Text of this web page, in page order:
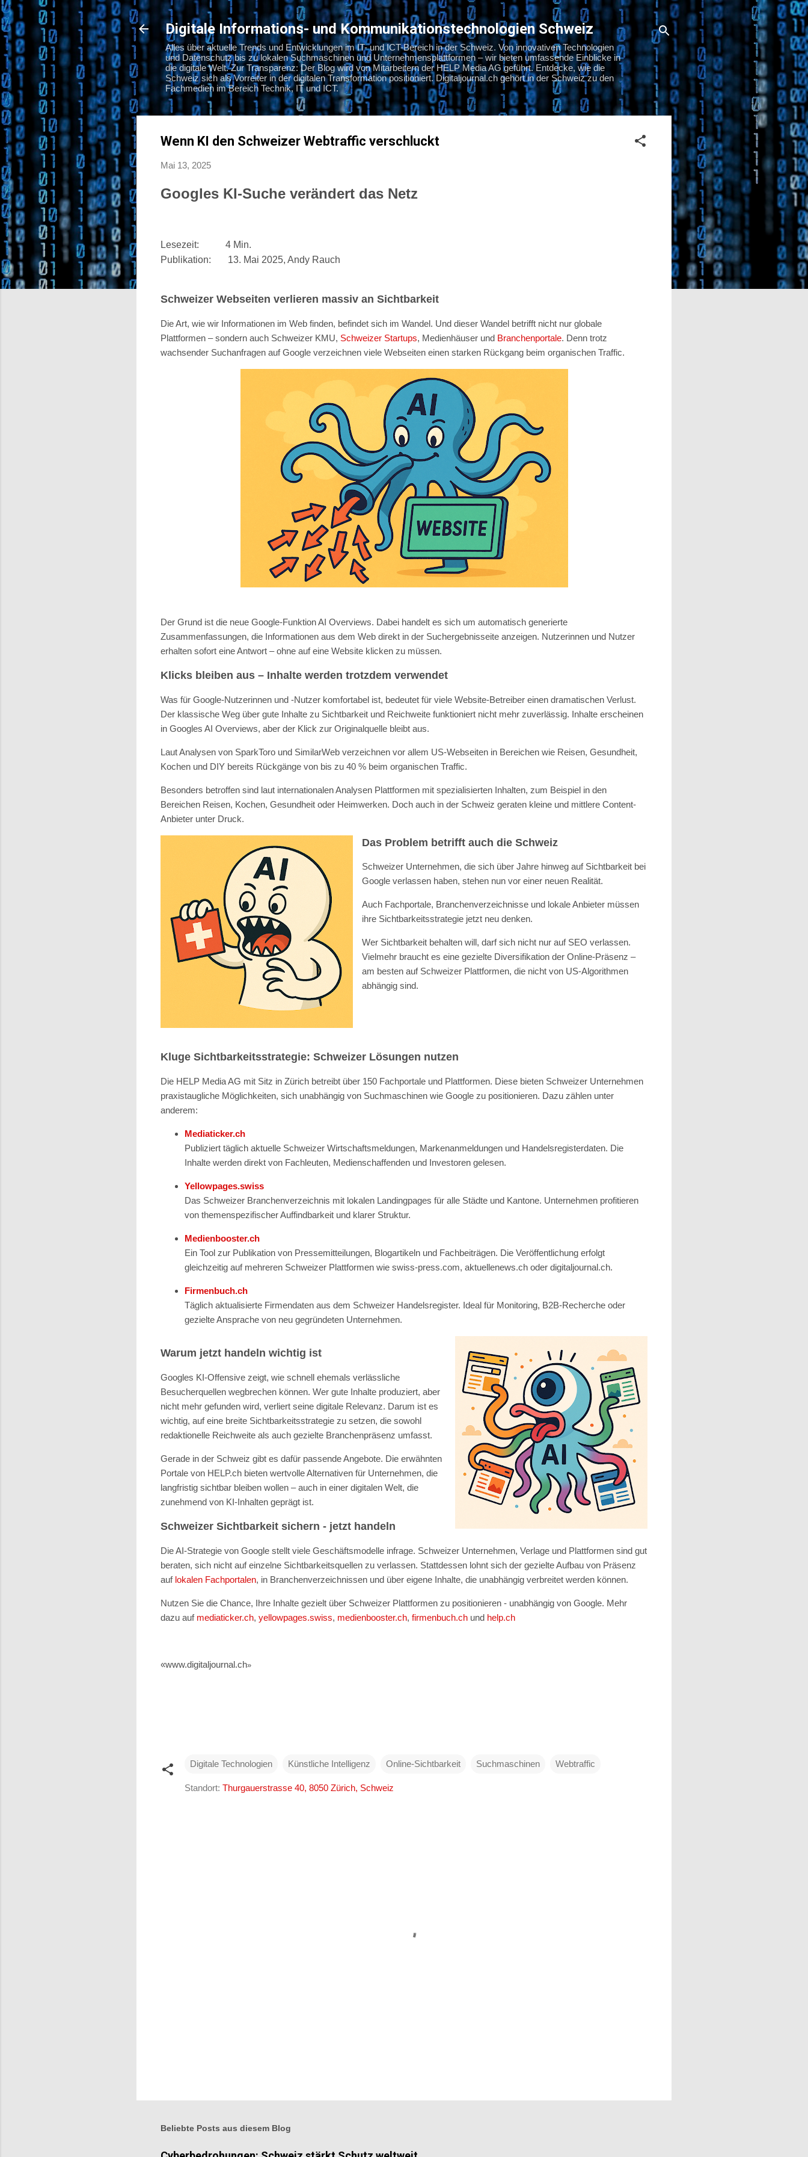
Direkt zum Hauptbereich
Digitale Informations- und Kommunikationstechnologien Schweiz
Alles über aktuelle Trends und Entwicklungen im IT- und ICT-Bereich in der Schweiz. Von innovativen Technologien
und Datenschutz bis zu lokalen Suchmaschinen und Unternehmensplattformen – wir bieten umfassende Einblicke in
die digitale Welt. Zur Transparenz: Der Blog wird von Mitarbeitern der HELP Media AG geführt. Entdecke, wie die
Schweiz sich als Vorreiter in der digitalen Transformation positioniert. Digitaljournal.ch gehört in der Schweiz zu den
Fachmedien im Bereich Technik, IT und ICT.
Wenn KI den Schweizer Webtraffic verschluckt
Mai 13, 2025
Googles KI-Suche verändert das Netz
Lesezeit: 4 Min.
Publikation: 13. Mai 2025, Andy Rauch
Schweizer Webseiten verlieren massiv an Sichtbarkeit
Die Art, wie wir Informationen im Web finden, befindet sich im Wandel. Und dieser Wandel betrifft nicht nur globale
Plattformen – sondern auch Schweizer KMU, Schweizer Startups, Medienhäuser und Branchenportale. Denn trotz
wachsender Suchanfragen auf Google verzeichnen viele Webseiten einen starken Rückgang beim organischen Traffic.
Der Grund ist die neue Google-Funktion AI Overviews. Dabei handelt es sich um automatisch generierte
Zusammenfassungen, die Informationen aus dem Web direkt in der Suchergebnisseite anzeigen. Nutzerinnen und Nutzer
erhalten sofort eine Antwort – ohne auf eine Website klicken zu müssen.
Klicks bleiben aus – Inhalte werden trotzdem verwendet
Was für Google-Nutzerinnen und -Nutzer komfortabel ist, bedeutet für viele Website-Betreiber einen dramatischen Verlust.
Der klassische Weg über gute Inhalte zu Sichtbarkeit und Reichweite funktioniert nicht mehr zuverlässig. Inhalte erscheinen
in Googles AI Overviews, aber der Klick zur Originalquelle bleibt aus.
Laut Analysen von SparkToro und SimilarWeb verzeichnen vor allem US-Webseiten in Bereichen wie Reisen, Gesundheit,
Kochen und DIY bereits Rückgänge von bis zu 40 % beim organischen Traffic.
Besonders betroffen sind laut internationalen Analysen Plattformen mit spezialisierten Inhalten, zum Beispiel in den
Bereichen Reisen, Kochen, Gesundheit oder Heimwerken. Doch auch in der Schweiz geraten kleine und mittlere Content-
Anbieter unter Druck.
Das Problem betrifft auch die Schweiz
Schweizer Unternehmen, die sich über Jahre hinweg auf Sichtbarkeit bei
Google verlassen haben, stehen nun vor einer neuen Realität.
Auch Fachportale, Branchenverzeichnisse und lokale Anbieter müssen
ihre Sichtbarkeitsstrategie jetzt neu denken.
Wer Sichtbarkeit behalten will, darf sich nicht nur auf SEO verlassen.
Vielmehr braucht es eine gezielte Diversifikation der Online-Präsenz –
am besten auf Schweizer Plattformen, die nicht von US-Algorithmen
abhängig sind.
Kluge Sichtbarkeitsstrategie: Schweizer Lösungen nutzen
Die HELP Media AG mit Sitz in Zürich betreibt über 150 Fachportale und Plattformen. Diese bieten Schweizer Unternehmen
praxistaugliche Möglichkeiten, sich unabhängig von Suchmaschinen wie Google zu positionieren. Dazu zählen unter
anderem:
Mediaticker.ch
Publiziert täglich aktuelle Schweizer Wirtschaftsmeldungen, Markenanmeldungen und Handelsregisterdaten. Die
Inhalte werden direkt von Fachleuten, Medienschaffenden und Investoren gelesen.
Yellowpages.swiss
Das Schweizer Branchenverzeichnis mit lokalen Landingpages für alle Städte und Kantone. Unternehmen profitieren
von themenspezifischer Auffindbarkeit und klarer Struktur.
Medienbooster.ch
Ein Tool zur Publikation von Pressemitteilungen, Blogartikeln und Fachbeiträgen. Die Veröffentlichung erfolgt
gleichzeitig auf mehreren Schweizer Plattformen wie swiss-press.com, aktuellenews.ch oder digitaljournal.ch.
Firmenbuch.ch
Täglich aktualisierte Firmendaten aus dem Schweizer Handelsregister. Ideal für Monitoring, B2B-Recherche oder
gezielte Ansprache von neu gegründeten Unternehmen.
Warum jetzt handeln wichtig ist
Googles KI-Offensive zeigt, wie schnell ehemals verlässliche
Besucherquellen wegbrechen können. Wer gute Inhalte produziert, aber
nicht mehr gefunden wird, verliert seine digitale Relevanz. Darum ist es
wichtig, auf eine breite Sichtbarkeitsstrategie zu setzen, die sowohl
redaktionelle Reichweite als auch gezielte Branchenpräsenz umfasst.
Gerade in der Schweiz gibt es dafür passende Angebote. Die erwähnten
Portale von HELP.ch bieten wertvolle Alternativen für Unternehmen, die
langfristig sichtbar bleiben wollen – auch in einer digitalen Welt, die
zunehmend von KI-Inhalten geprägt ist.
Schweizer Sichtbarkeit sichern - jetzt handeln
Die AI-Strategie von Google stellt viele Geschäftsmodelle infrage. Schweizer Unternehmen, Verlage und Plattformen sind gut
beraten, sich nicht auf einzelne Sichtbarkeitsquellen zu verlassen. Stattdessen lohnt sich der gezielte Aufbau von Präsenz
auf lokalen Fachportalen, in Branchenverzeichnissen und über eigene Inhalte, die unabhängig verbreitet werden können.
Nutzen Sie die Chance, Ihre Inhalte gezielt über Schweizer Plattformen zu positionieren - unabhängig von Google. Mehr
dazu auf mediaticker.ch, yellowpages.swiss, medienbooster.ch, firmenbuch.ch und help.ch
«www.digitaljournal.ch»
Digitale Technologien Künstliche Intelligenz Online-Sichtbarkeit Suchmaschinen Webtraffic
Standort: Thurgauerstrasse 40, 8050 Zürich, Schweiz
Beliebte Posts aus diesem Blog